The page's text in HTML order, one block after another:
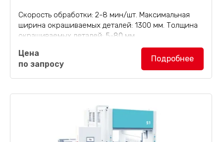
Скорость обработки: 2-8 мин/шт. Максимальная
ширина окрашиваемых деталей: 1300 мм. Толщина
окрашиваемых деталей: 5-80 мм.
Покрасочная камера S2
подходит для щитовой
мебели, дверей из массива древесины, дверей
шкафов, дверей гардеробов, элементов для...
Цена
по запросу
Подробнее